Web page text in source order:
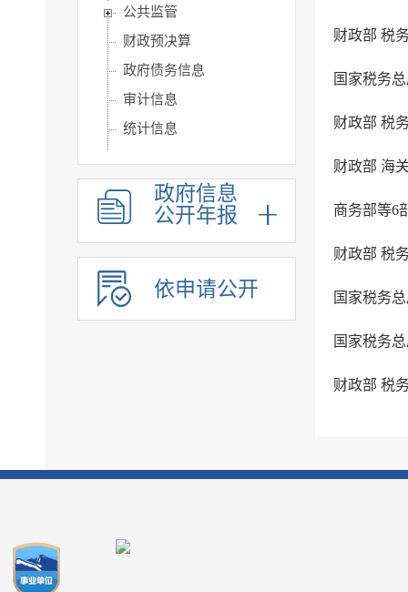
公共监管
财政预决算
政府债务信息
审计信息
统计信息
政府信息
公开年报
依申请公开
财政部 税
国家税务
财政部 税
财政部 海
商务部等6
财政部 税
国家税务
财政部 税